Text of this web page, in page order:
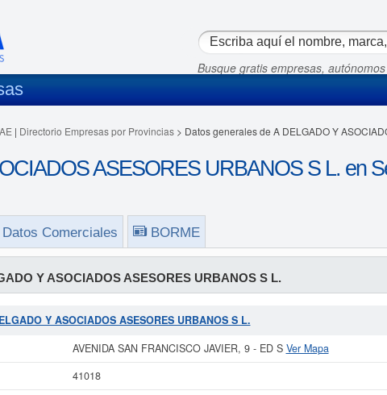
Busque gratis empresas,
| Directorio Empresas por Provincias> Datos generales de A DELGADO Y
ASESORES URBANOS S L. en
Datos Comerciales BORME
Y ASOCIADOS ASESORES URBANOS S L.
Y ASOCIADOS ASESORES URBANOS S L.
AVENIDA SAN FRANCISCO JAVIER, 9 - ED S Ver Mapa
41018